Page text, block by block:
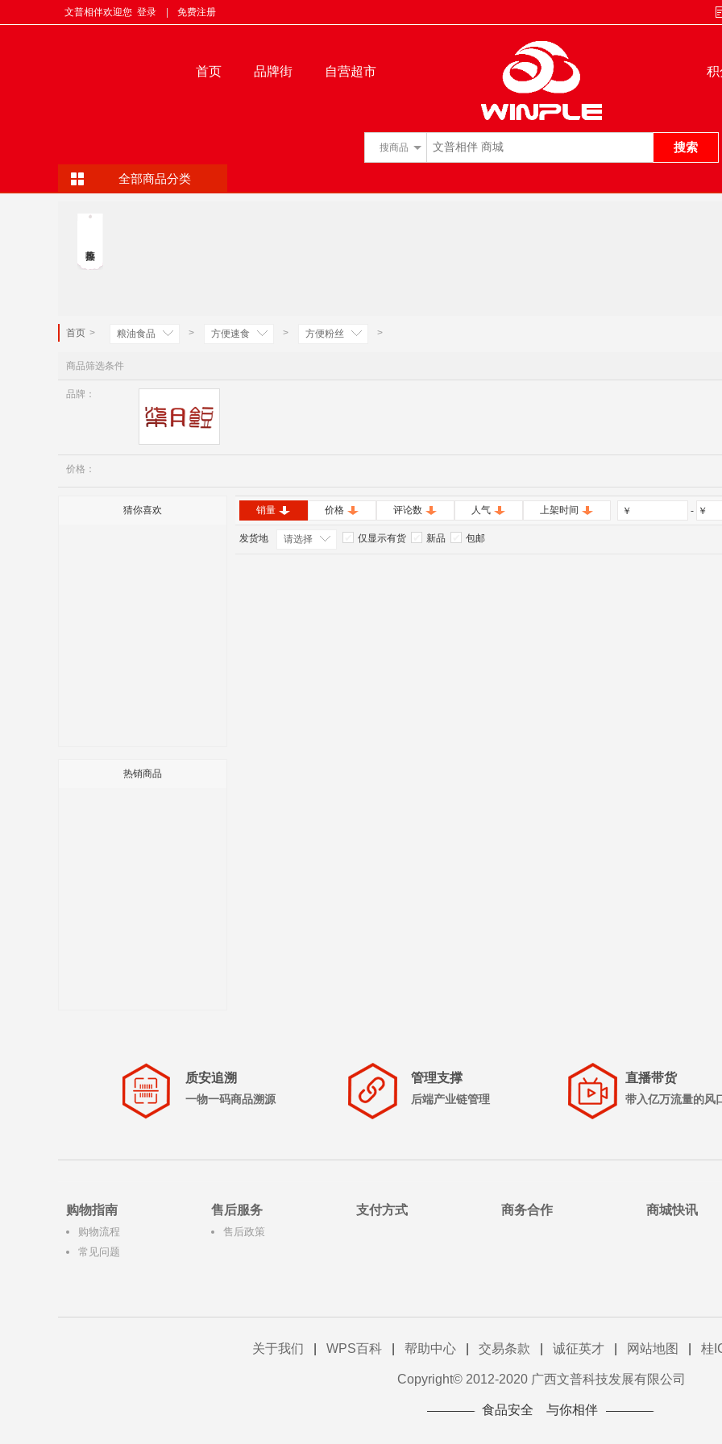
文普相伴欢迎您 登录 免费注册
首页 品牌街 自营超市 积
搜商品 搜索
全部商品分类
首页 > 粮油食品 > 方便速食 > 方便粉丝 >
商品筛选条件
品牌：
价格：
猜你喜欢
热销商品
销量 价格 评论数 人气 上架时间 ￥ ￥
-
发货地 请选择 仅显示有货 新品 包邮
质安追溯
一物一码商品溯源
管理支撑
后端产业链管理
直播带货
带入亿万流量的风
购物指南
购物流程
常见问题
售后服务
售后政策
支付方式 商务合作 商城快讯
关于我们 WPS百科 帮助中心 交易条款 诚征英才 网站地图 桂
Copyright© 2012-2020 广西文普科技发展有限公司
食品安全 与你相伴